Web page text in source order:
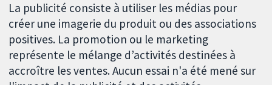
La publicité consiste à utiliser les médias pour
créer une imagerie du produit ou des associations
positives. La promotion ou le marketing
représente le mélange d’activités destinées à
accroître les ventes. Aucun essai n'a été mené sur